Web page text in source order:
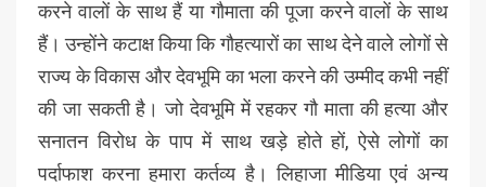
करने वालों के साथ हैं या गौमाता की पूजा करने वालों के साथ
हैं। उन्होंने कटाक्ष किया कि गौहत्यारों का साथ देने वाले लोगों से
राज्य के विकास और देवभूमि का भला करने की उम्मीद कभी नहीं
की जा सकती है। जो देवभूमि में रहकर गौ माता की हत्या और
सनातन विरोध के पाप में साथ खड़े होते हों, ऐसे लोगों का
पर्दाफाश करना हमारा कर्तव्य है। लिहाजा मीडिया एवं अन्य